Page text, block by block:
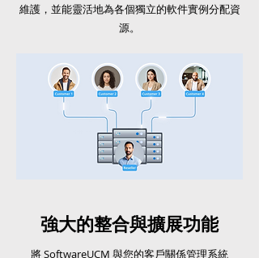
維護，並能靈活地為各個獨立的軟件實例分配資
源。
強大的整合與擴展功能
將 SoftwareUCM 與您的客戶關係管理系統